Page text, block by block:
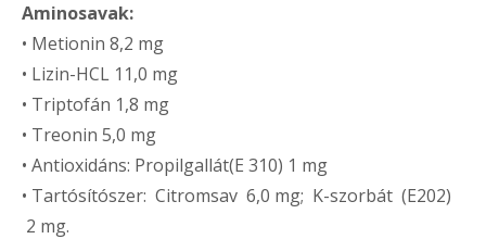
Aminosavak:
• Metionin 8,2 mg
• Lizin-HCL 11,0 mg
• Triptofán 1,8 mg
• Treonin 5,0 mg
• Antioxidáns: Propilgallát(E 310) 1 mg
• Tartósítószer: Citromsav 6,0 mg; K-szorbát (E202)
2 mg.